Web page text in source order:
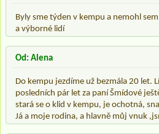
Byly sme týden v kempu a nemohl
a výborné lidí
Od: Alena
Do kempu jezdíme už bezmála 20 let.
posledních pár let za paní Šmídové
stará se o klid v kempu, je ochotná,
Já a moje rodina, a hlavně můj vnuk